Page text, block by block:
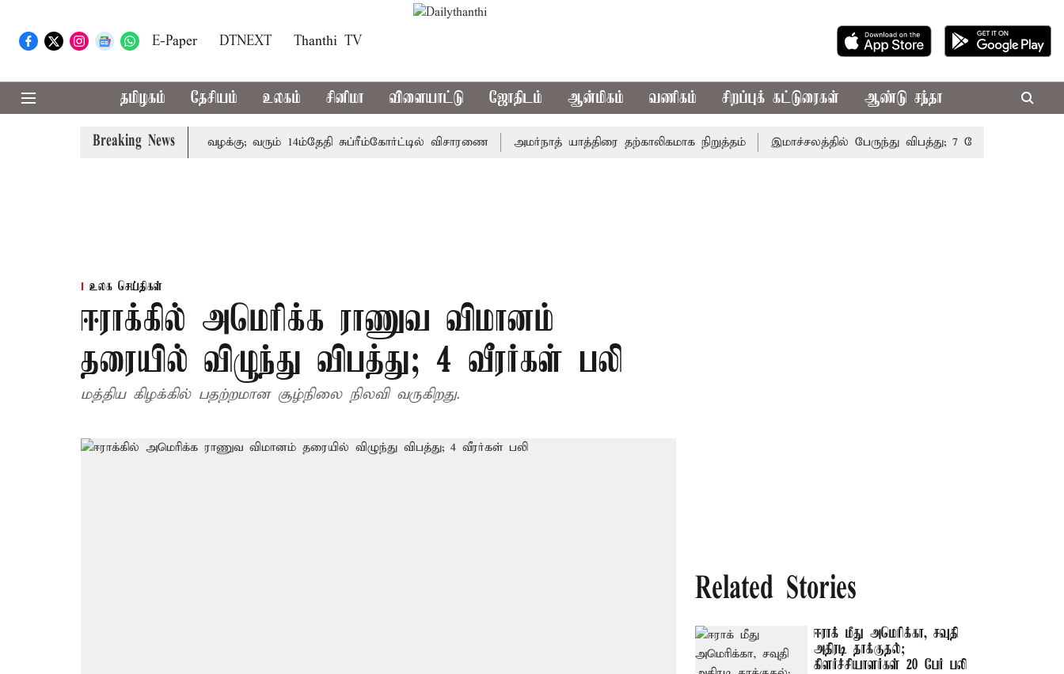
E-Paper DTNEXT Thanthi TV
தமிழகம் தேசியம் உலகம் சினிமா விளையாட்டு ஜோதிடம் ஆன்மிகம் வணிகம் சிறப்புக் கட்டுரைகள் ஆண்டு சந்தா
Breaking News
அரசுப்பணி வழக்கு; வரும் 14ம்தேதி சுப்ரீம்கோர்ட்டில் விசாரணை அமர்நாத் யாத்திரை தற்காலிகமாக நிறுத்தம் இமாச்சலத்தில் பேருந்து விபத்து; 7 பேர் பலி - பிரதமர்
உலக செய்திகள்
ஈராக்கில் அமெரிக்க ராணுவ விமானம்
தரையில் விழுந்து விபத்து; 4 வீரர்கள் பலி
மத்திய கிழக்கில் பதற்றமான சூழ்நிலை நிலவி வருகிறது.
Related Stories
ஈராக் மீது அமெரிக்கா, சவுதி
அதிரடி தாக்குதல்;
கிளர்ச்சியாளர்கள் 20 பேர் பலி